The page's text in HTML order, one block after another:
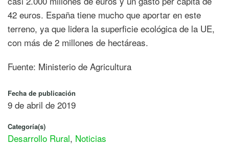
42 euros. España tiene mucho que aportar en este
terreno, ya que lidera la superficie ecológica de la UE,
con más de 2 millones de hectáreas.
Fuente: Ministerio de Agricultura
Fecha de publicación
9 de abril de 2019
Categoría(s)
Desarrollo Rural, Noticias